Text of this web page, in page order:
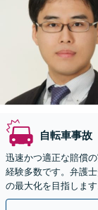
自転車事故
迅速かつ適正な賠償
経験多数です。弁護
の最大化を目指します